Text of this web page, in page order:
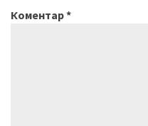
Коментар*